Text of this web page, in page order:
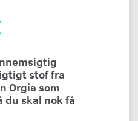
stof fra
Orgia som
du skal nok få